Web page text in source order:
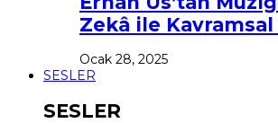
Zekâ ile
Ocak 28, 2025
SESLER
SESLER